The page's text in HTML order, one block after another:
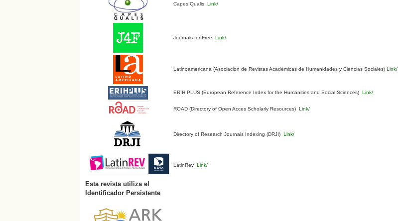
Capes Qualis Link/
Journals for Free Link/
Latinoamericana (Asociación de Revistas Académicas de Humanidades y Ciencias Sociales)Link/
ERIH PLUS (European Reference Index for the Humanities and Social Sciences) Link/
ROAD (Directory of Open Acces Scholarly Resources) Link/
Directory of Research Journals Indexing (DRJI) Link/
LatinRev Link/
Esta revista utiliza el
Identificador Persistente